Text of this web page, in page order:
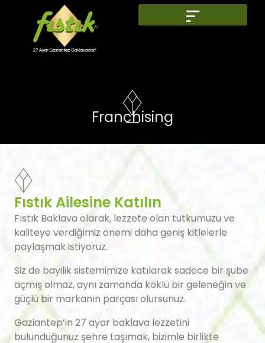
Franchising
Fıstık Ailesine Katılın
Fıstık Baklava olarak, lezzete olan tutkumuzu ve
kaliteye verdiğimiz önemi daha geniş kitlelerle
paylaşmak istiyoruz.
Siz de bayilik sistemimize katılarak sadece bir şube
açmış olmaz, aynı zamanda köklü bir geleneğin ve
güçlü bir markanın parçası olursunuz.
Gaziantep’in 27 ayar baklava lezzetini
bulunduğunuz şehre taşımak, bizimle birlikte